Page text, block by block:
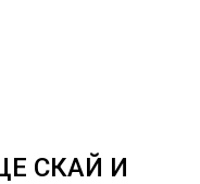
СКАЙ И